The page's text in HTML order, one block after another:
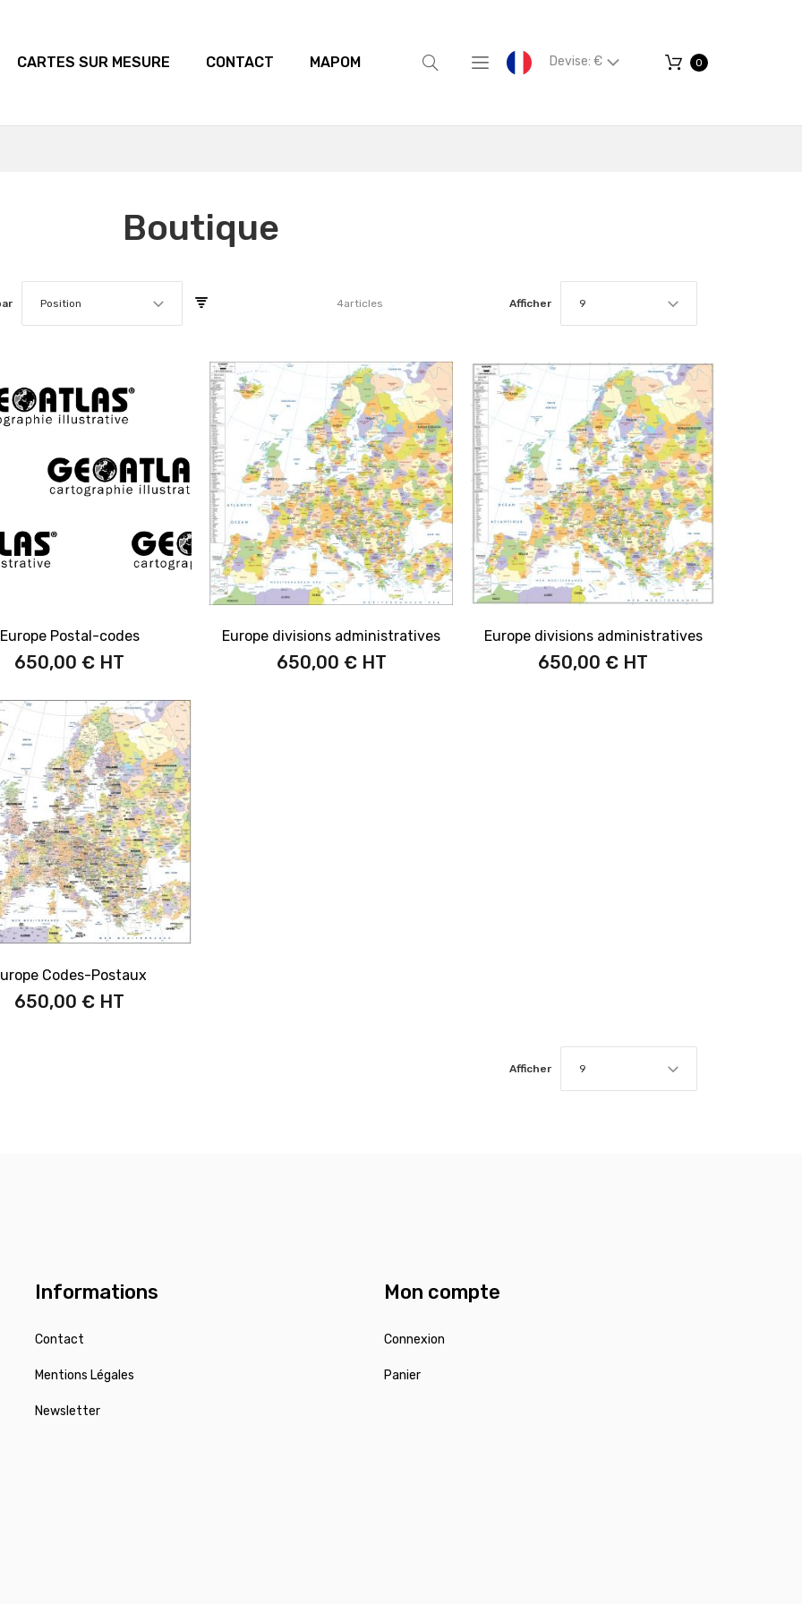
CARTES SUR MESURE CONTACT MAPOM Devise: € 0
Boutique
Position 4articles Afficher 9
Europe Postal-codes
650,00 €
Europe divisions administratives
650,00 €
Europe divisions administratives
650,00 €
Codes-Postaux
650,00 €
Afficher 9
Informations
Contact
Mentions Légales
Newsletter
Mon compte
Connexion
Panier